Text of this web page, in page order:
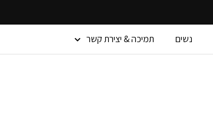
נשים תמיכה & יצירת קשר